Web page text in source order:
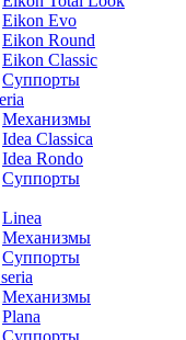
Eikon Evo
Eikon Round
Eikon Classic
Суппорты
Механизмы
Idea Classica
Idea Rondo
Суппорты
Linea
Механизмы
Суппорты
Механизмы
Plana
Суппорты